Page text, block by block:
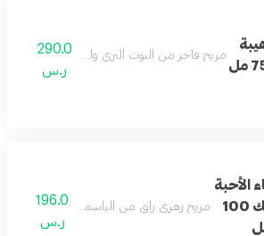
مزيج فاخر من التوت البري والكراميل والزعفران
290.0
ر.س
الأحبة
كلاسيك 100
مزيج زهري راقٍ من الياسمين والباتشولي
196.0
ر.س